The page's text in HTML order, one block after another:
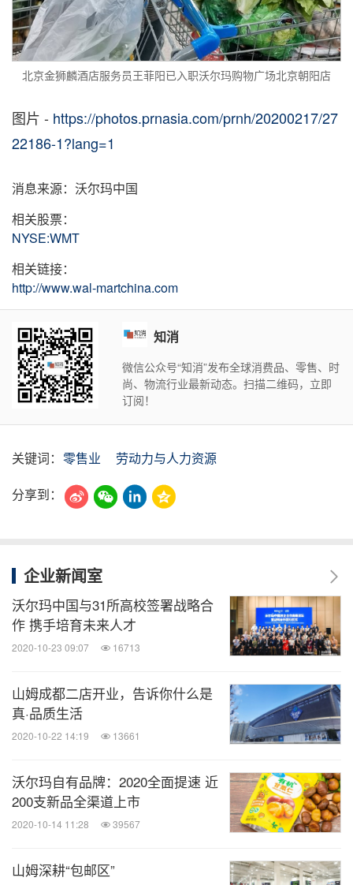
北京金狮麟酒店服务员王菲阳已入职沃尔玛购物广场北京朝阳店
图片 - https://photos.prnasia.com/prnh/20200217/27
22186-1?lang=1
消息来源：沃尔玛中国
相关股票：
NYSE:WMT
相关链接：
http://www.wal-martchina.com
知消
微信公众号“知消”发布全球消费品、零售、时
尚、物流行业最新动态。扫描二维码，立即
订阅！
关键词： 零售业
劳动力与人力资源
分享到：
企业新闻室
沃尔玛中国与31所高校签署战略合
作 携手培育未来人才
2020-10-23 09:07 16713
山姆成都二店开业，告诉你什么是
真·品质生活
2020-10-22 14:19 13661
沃尔玛自有品牌：2020全面提速 近
200支新品全渠道上市
2020-10-14 11:28 39567
山姆深耕“包邮区”